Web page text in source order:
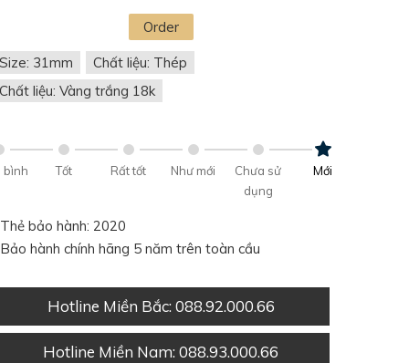
Order
Size: 31mm
Chất liệu: Thép
Chất liệu: Vàng trắng 18k
bình Tốt Rất tốt Như mới
Chưa sử
dụng
Mới
Thẻ bảo hành: 2020
Bảo hành chính hãng 5 năm trên toàn cầu
Hotline Miền Bắc: 088.92.000.66
Hotline Miền Nam: 088.93.000.66